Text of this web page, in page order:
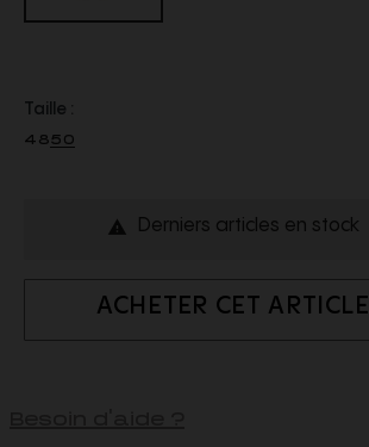
Taille :
4850
 Derniers articles en stock
ACHETER CET ARTICLE